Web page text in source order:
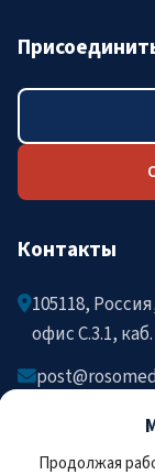
Продолжая
Контакты
105118,
офис C.3.1,
+7-903-729-09-87